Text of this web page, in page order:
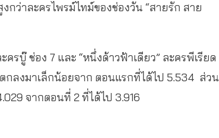
กว่าละครไพรม์ไทม์ของช่องวัน “สายรัก สาย
รบู๊ ช่อง 7 และ “หนึ่งด้าวฟ้าเดียว” ละครพีเรียด
กลงมาเล็กน้อยจาก ตอนแรกที่ได้ไป 5.534 ส่วน
จากตอนที่ 2 ที่ได้ไป 3.916